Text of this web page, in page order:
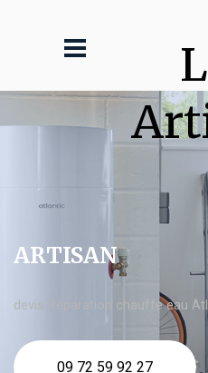
ARTISAN
devis Réparation chauffe eau
09 72 59 92 27